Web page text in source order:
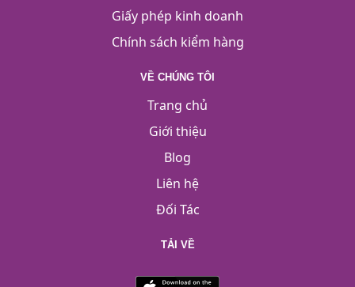
Giấy phép kinh doanh
Chính sách kiểm hàng
VỀ CHÚNG TÔI
Trang chủ
Giới thiệu
Blog
Liên hệ
Đối Tác
TẢI VỀ